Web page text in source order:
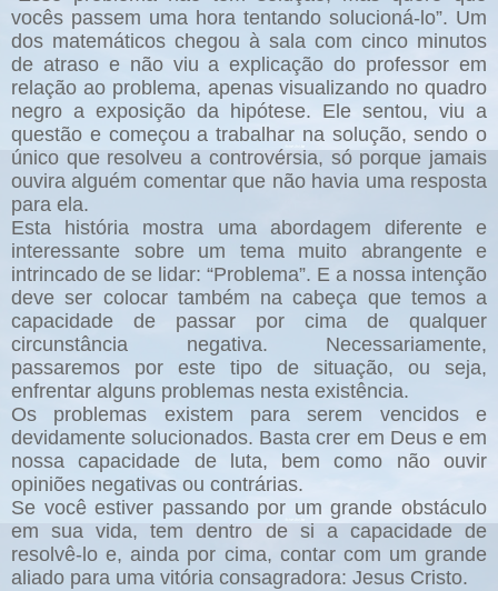
vocês passem uma hora tentando solucioná-lo”. Um
dos matemáticos chegou à sala com cinco minutos
de atraso e não viu a explicação do professor em
relação ao problema, apenas visualizando no quadro
negro a exposição da hipótese. Ele sentou, viu a
questão e começou a trabalhar na solução, sendo o
único que resolveu a controvérsia, só porque jamais
ouvira alguém comentar que não havia uma resposta
para ela.
Esta história mostra uma abordagem diferente e
interessante sobre um tema muito abrangente e
intrincado de se lidar: “Problema”. E a nossa intenção
deve ser colocar também na cabeça que temos a
capacidade de passar por cima de qualquer
circunstância negativa. Necessariamente,
passaremos por este tipo de situação, ou seja,
enfrentar alguns problemas nesta existência.
Os problemas existem para serem vencidos e
devidamente solucionados. Basta crer em Deus e em
nossa capacidade de luta, bem como não ouvir
opiniões negativas ou contrárias.
Se você estiver passando por um grande obstáculo
em sua vida, tem dentro de si a capacidade de
resolvê-lo e, ainda por cima, contar com um grande
aliado para uma vitória consagradora: Jesus Cristo.